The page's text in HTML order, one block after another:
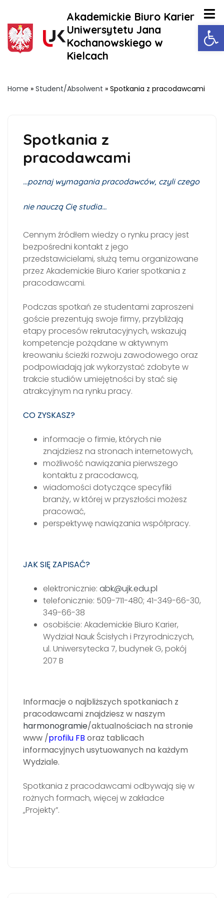
Akademickie Biuro Karier
Uniwersytetu Jana
Kochanowskiego w
Kielcach
Home » Student/Absolwent » Spotkania z pracodawcami
Spotkania z
pracodawcami
…poznaj wymagania pracodawców, czyli czego
nie nauczą Cię studia…
Cennym źródłem wiedzy o rynku pracy jest
bezpośredni kontakt z jego
przedstawicielami, służą temu organizowane
przez Akademickie Biuro Karier spotkania z
pracodawcami.
Podczas spotkań ze studentami zaproszeni
goście prezentują swoje firmy, przybliżają
etapy procesów rekrutacyjnych, wskazują
kompetencje pożądane w aktywnym
kreowaniu ścieżki rozwoju zawodowego oraz
podpowiadają jak wykorzystać zdobyte w
trakcie studiów umiejętności by stać się
atrakcyjnym na rynku pracy.
CO ZYSKASZ?
informacje o firmie, których nie
znajdziesz na stronach internetowych,
możliwość nawiązania pierwszego
kontaktu z pracodawcą,
wiadomości dotyczące specyfiki
branży, w której w przyszłości możesz
pracować,
perspektywę nawiązania współpracy.
JAK SIĘ ZAPISAĆ?
elektronicznie: abk@ujk.edu.pl
telefonicznie: 509-711-480; 41-349-66-30,
349-66-38
osobiście: Akademickie Biuro Karier,
Wydział Nauk Ścisłych i Przyrodniczych,
ul. Uniwersytecka 7, budynek G, pokój
207 B
Informacje o najbliższych spotkaniach z
pracodawcami znajdziesz w naszym
harmonogramie/aktualnościach na stronie
www /profilu FB oraz tablicach
informacyjnych usytuowanych na każdym
Wydziale.
Spotkania z pracodawcami odbywają się w
rożnych formach, więcej w zakładce
„Projekty”.